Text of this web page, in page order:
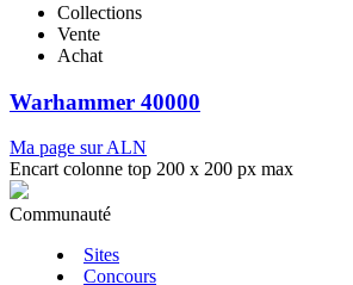
Collections
Vente
Achat
Warhammer 40000
Ma page sur ALN
Encart colonne top 200 x 200 px max
Communauté
Sites
Concours